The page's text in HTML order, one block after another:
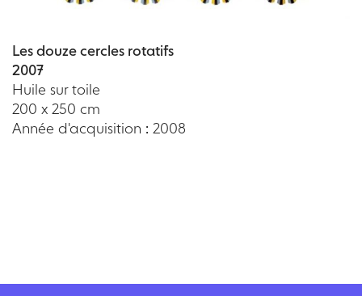
Les douze cercles rotatifs
2007
Huile sur toile
200 x 250 cm
Année d'acquisition : 2008